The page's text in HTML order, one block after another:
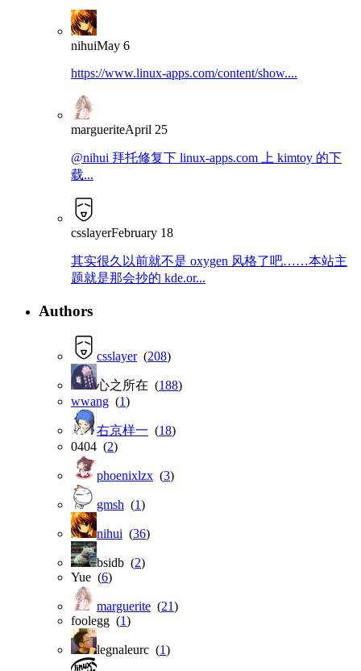
nihuiMay 6
https://www.linux-apps.com/content/show....
margueriteApril 25
@nihui 拜托修复下 linux-apps.com 上 kimtoy 的下
载...
csslayerFebruary 18
其实很久以前就不是 oxygen 风格了吧……本站主
题就是那会抄的 kde.or...
Authors
csslayer(208)
心之所在 (188)
wwang (1)
右京样一 (18)
0404 (2)
phoenixlzx (3)
gmsh (1)
nihui (36)
bsidb (2)
Yue (6)
marguerite (21)
foolegg (1)
legnaleurc (1)